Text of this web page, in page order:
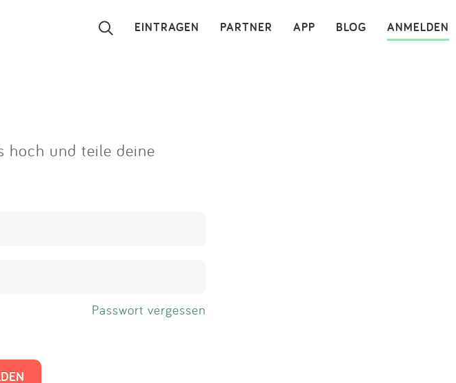
ANMELDEN
BLOG
APP
PARTNER
EINTRAGEN ×
hoch und teile deine
Passwort vergessen